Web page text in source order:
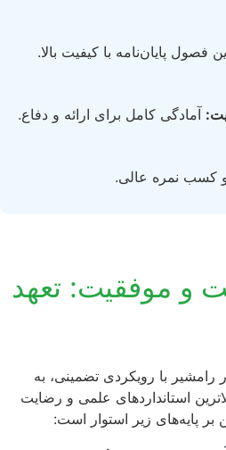
فصول پایان‌نامه با کیفیت بالا.
آمادگی کامل برای ارائه و دفاع.
و کسب نمره عالی.
و موفقیت: تعهد
رامشیر با رویکردی تضمینی، به
استانداردهای علمی و رضایت
پایه‌های زیر استوار است: